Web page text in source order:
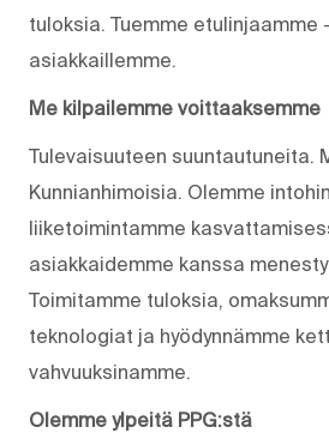
tuloksia. Tuemme etulinjaamme
asiakkaillemme.
Me kilpailemme voittaaksemme
Tulevaisuuteen suuntautuneita.
Kunnianhimoisia. Olemme
liiketoimintamme
asiakkaidemme kanssa
Toimitamme tuloksia,
teknologiat ja hyödynnämme
vahvuuksinamme.
Olemme ylpeitä PPG:stä